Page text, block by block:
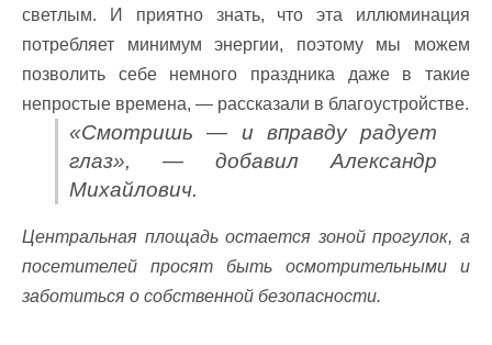
светлым. И приятно знать, что эта иллюминация
потребляет минимум энергии, поэтому мы можем
позволить себе немного праздника даже в такие
непростые времена, — рассказали в благоустройстве.
«Смотришь — и вправду радует
глаз», — добавил Александр
Михайлович.
Центральная площадь остается зоной прогулок, а
посетителей просят быть осмотрительными и
заботиться о собственной безопасности.